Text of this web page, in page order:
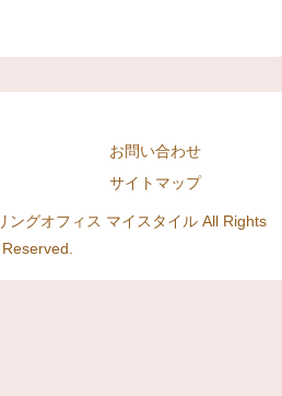
お問い合わせ
サイトマップ
グオフィス マイスタイル All Rights
Reserved.